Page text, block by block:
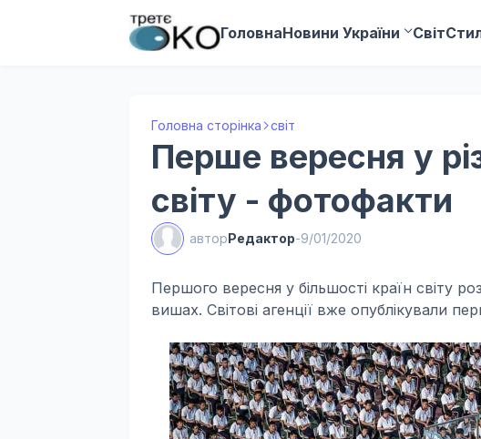
ГоловнаНовини України Світ
Головна сторінка світ
Перше вересня у
світу - фотофакти
авторРедактор-9/01/2020
Першого вересня у більшості країн світу
вишах. Світові агенції вже опублікували